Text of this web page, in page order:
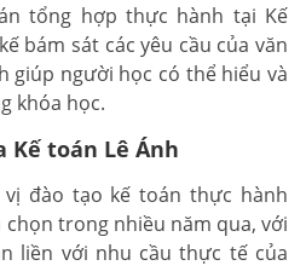
tổng hợp thực hành tại Kế
bám sát các yêu cầu của văn
giúp người học có thể hiểu và
khóa học.
Kế toán Lê Ánh
đào tạo kế toán thực hành
trong nhiều năm qua, với
liền với nhu cầu thực tế của